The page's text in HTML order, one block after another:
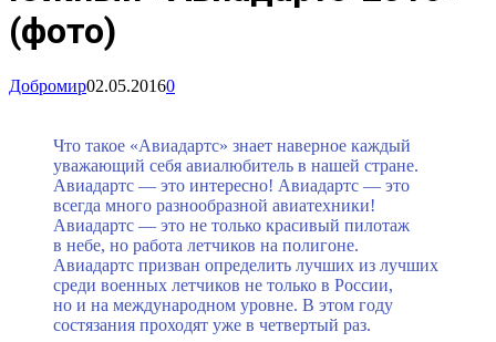
(фото)
Добромир02.05.20160
Что такое «Авиадартс» знает наверное каждый
уважающий себя авиалюбитель в нашей стране.
Авиадартс — это интересно! Авиадартс — это
всегда много разнообразной авиатехники!
Авиадартс — это не только красивый пилотаж
в небе, но работа летчиков на полигоне.
Авиадартс призван определить лучших из лучших
среди военных летчиков не только в России,
но и на международном уровне. В этом году
состязания проходят уже в четвертый раз.